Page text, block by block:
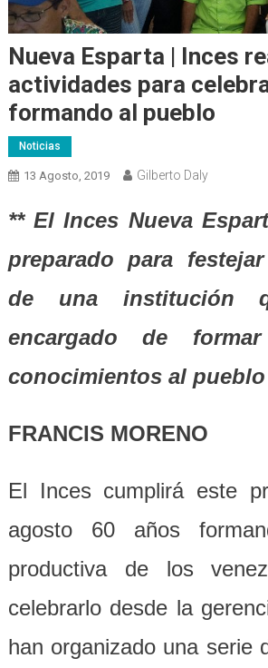
Nueva Esparta | Inces
actividades para
formando al pueblo
Noticias
13 Agosto, 2019 Gilberto Daly
** El Inces Nueva
preparado para
de una institución
encargado de
conocimientos al
FRANCIS MORENO
El Inces cumplirá este
agosto 60 años
productiva de los
celebrarlo desde la
han organizado una serie